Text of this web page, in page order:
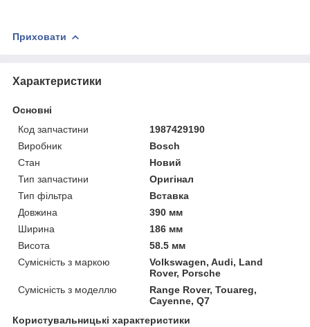
Приховати
Характеристики
Основні
Код запчастини
1987429190
Виробник
Bosch
Стан
Новий
Тип запчастини
Оригінал
Тип фільтра
Вставка
Довжина
390 мм
Ширина
186 мм
Висота
58.5 мм
Сумісність з маркою
Volkswagen, Audi, Land
Rover, Porsche
Сумісність з моделлю
Range Rover, Touareg,
Cayenne, Q7
Користувальницькі характеристики